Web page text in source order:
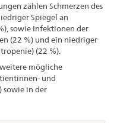
zählen Schmerzen des
Spiegel an
sowie Infektionen der
(22 %) und ein niedriger
(22 %).
mögliche
und
sowie in der